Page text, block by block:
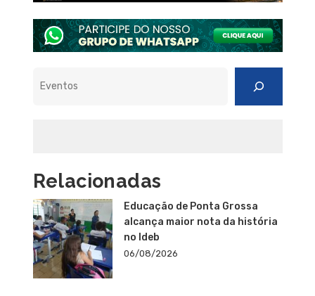
Relacionadas
Educação de Ponta Grossa
alcança maior nota da história
no Ideb
06/08/2026